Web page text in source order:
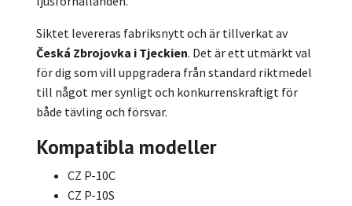
Siktet levereras fabriksnytt och är tillverkat av
Česká Zbrojovka i Tjeckien. Det är ett utmärkt val
för dig som vill uppgradera från standard riktmedel
till något mer synligt och konkurrenskraftigt för
både tävling och försvar.
Kompatibla modeller
CZ P-10C
CZ P-10S